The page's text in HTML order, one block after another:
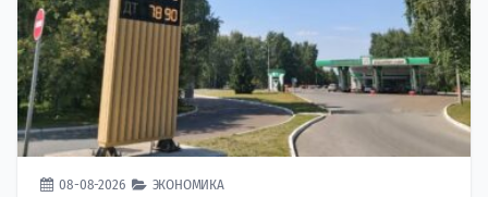
08-08-2026 ЭКОНОМИКА